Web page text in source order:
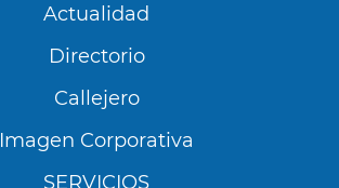
Actualidad
Directorio
Callejero
Imagen Corporativa
SERVICIOS